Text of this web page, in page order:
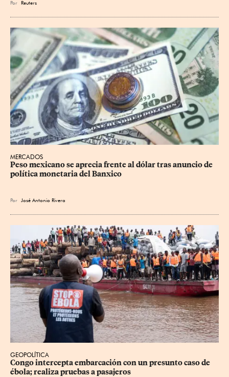
Por Reuters
MERCADOS
Peso mexicano se aprecia frente al dólar tras anuncio de
política monetaria del Banxico
Por José Antonio Rivera
GEOPOLÍTICA
Congo intercepta embarcación con un presunto caso de
ébola; realiza pruebas a pasajeros